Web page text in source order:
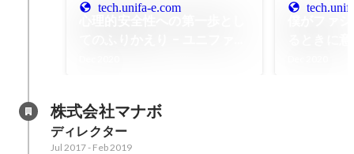
tech.unifa-e.com
株式会社マナボ
ディレクター
Jul 2017- Feb 2019